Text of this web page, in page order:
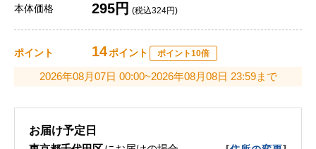
本体価格 295円 (税込324円)
ポイント 14ポイント ポイント10倍
2026年08月07日 00:00~2026年08月08日 23:59まで
お届け予定日